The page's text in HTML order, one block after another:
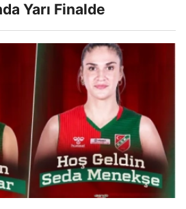
Yarı Finalde